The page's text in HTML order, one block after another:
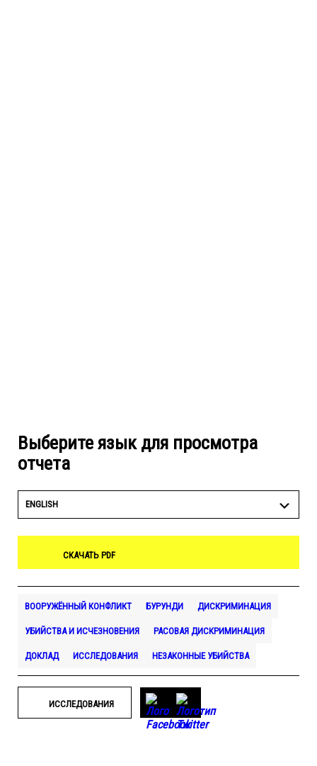
Выберите язык для просмотра
отчета
ENGLISH
СКАЧАТЬ PDF
ВООРУЖЁННЫЙ КОНФЛИКТ БУРУНДИ ДИСКРИМИНАЦИЯ
УБИЙСТВА И ИСЧЕЗНОВЕНИЯ РАСОВАЯ ДИСКРИМИНАЦИЯ
ДОКЛАД ИССЛЕДОВАНИЯ НЕЗАКОННЫЕ УБИЙСТВА
ИССЛЕДОВАНИЯ